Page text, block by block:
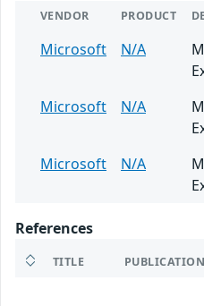
VENDOR PRODUCT
Microsoft N/A
Microsoft
N/A
Microsoft
N/A
References
TITLE